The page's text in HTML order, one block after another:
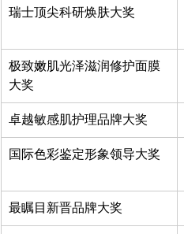
瑞士顶尖科研焕肤大奖
极致嫩肌光泽滋润修护面膜
大奖
卓越敏感肌护理品牌大奖
国际色彩鉴定形象领导大奖
最瞩目新晋品牌大奖